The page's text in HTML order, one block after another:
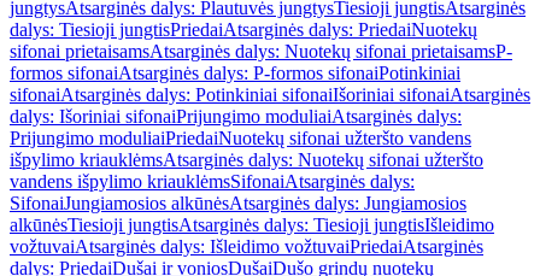
jungtysAtsarginės dalys: Plautuvės jungtysTiesioji jungtisAtsarginės
dalys: Tiesioji jungtisPriedaiAtsarginės dalys: PriedaiNuotekų
sifonai prietaisamsAtsarginės dalys: Nuotekų sifonai prietaisamsP-
formos sifonaiAtsarginės dalys: P-formos sifonaiPotinkiniai
sifonaiAtsarginės dalys: Potinkiniai sifonaiIšoriniai sifonaiAtsarginės
dalys: Išoriniai sifonaiPrijungimo moduliaiAtsarginės dalys:
Prijungimo moduliaiPriedaiNuotekų sifonai užteršto vandens
išpylimo kriauklėmsAtsarginės dalys: Nuotekų sifonai užteršto
vandens išpylimo kriauklėmsSifonaiAtsarginės dalys:
SifonaiJungiamosios alkūnėsAtsarginės dalys: Jungiamosios
alkūnėsTiesioji jungtisAtsarginės dalys: Tiesioji jungtisIšleidimo
vožtuvaiAtsarginės dalys: Išleidimo vožtuvaiPriedaiAtsarginės
dalys: PriedaiDušai ir voniosDušaiDušo grindų nuotekų